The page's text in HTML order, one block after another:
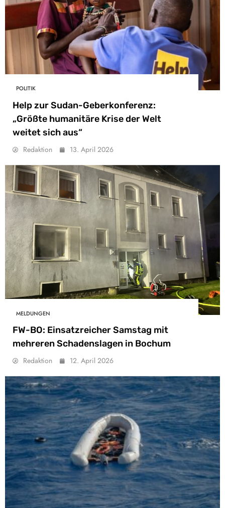
POLITIK
Help zur Sudan-Geberkonferenz:
„Größte humanitäre Krise der Welt
weitet sich aus“
Redaktion 13. April 2026
MELDUNGEN
FW-BO: Einsatzreicher Samstag mit
mehreren Schadenslagen in Bochum
Redaktion 12. April 2026